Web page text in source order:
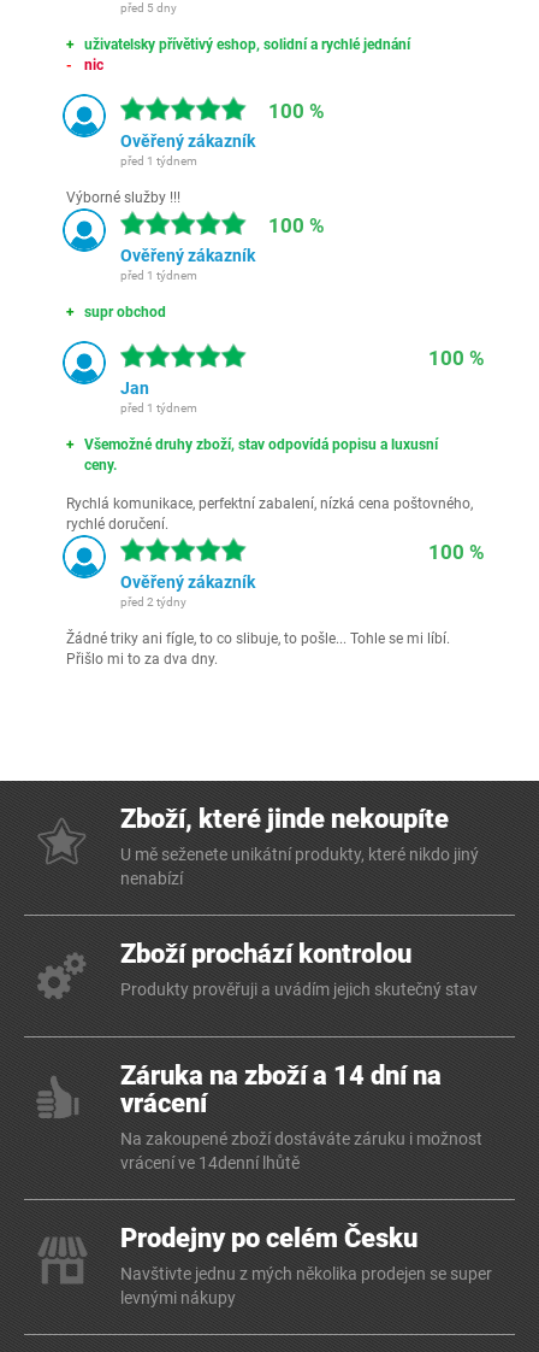
před 5 dny
uživatelsky přívětivý eshop, solidní a rychlé jednání
nic
100 %
Ověřený zákazník
před 1 týdnem
Výborné služby !!!
100 %
Ověřený zákazník
před 1 týdnem
supr obchod
100 %
Jan
před 1 týdnem
Všemožné druhy zboží, stav odpovídá popisu a luxusní
ceny.
Rychlá komunikace, perfektní zabalení, nízká cena poštovného,
rychlé doručení.
100 %
Ověřený zákazník
před 2 týdny
Žádné triky ani fígle, to co slibuje, to pošle... Tohle se mi líbí.
Přišlo mi to za dva dny.
Zboží, které jinde nekoupíte
U mě seženete unikátní produkty, které nikdo jiný
nenabízí
Zboží prochází kontrolou
Produkty prověřuji a uvádím jejich skutečný stav
Záruka na zboží a 14 dní na
vrácení
Na zakoupené zboží dostáváte záruku i možnost
vrácení ve 14denní lhůtě
Prodejny po celém Česku
Navštivte jednu z mých několika prodejen se super
levnými nákupy